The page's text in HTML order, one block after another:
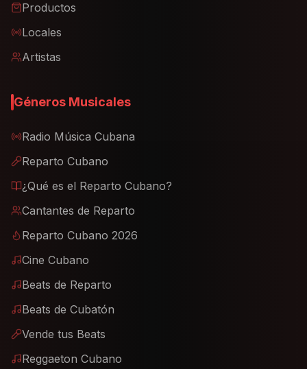
Productos
Locales
Artistas
Géneros Musicales
Radio Música Cubana
Reparto Cubano
¿Qué es el Reparto Cubano?
Cantantes de Reparto
Reparto Cubano 2026
Cine Cubano
Beats de Reparto
Beats de Cubatón
Vende tus Beats
Reggaeton Cubano